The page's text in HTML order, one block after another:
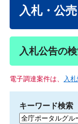
入札・公売
入札公告の
電子調達案件は、 入
キーワード検索
検